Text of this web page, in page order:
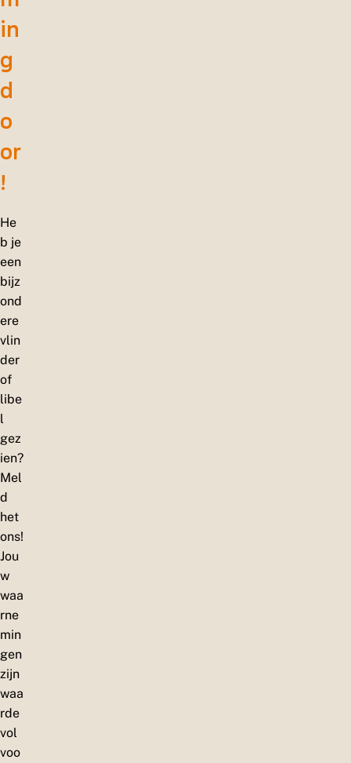
in
g
d
o
or
!
He
b je
een
bijz
ond
ere
vlin
der
of
libe
l
gez
ien?
Mel
d
het
ons!
Jou
w
waa
rne
min
gen
zijn
waa
rde
vol
voo